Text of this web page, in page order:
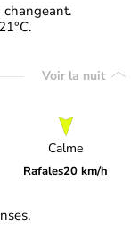
changeant.
Voir la nuit
Calme
Rafales20 km/h